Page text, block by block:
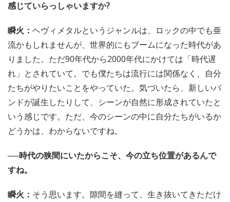
感じていらっしゃいますか?
瞬火： ヘヴィメタルというジャンルは、ロックの中でも亜
流かもしれませんが、世界的にもブームになった時代があ
りました。ただ90年代から2000年代にかけては「時代遅
れ」とされていて。でも僕たちは流行には関係なく、自分
たちがやりたいことをやっていた。気づいたら、新しいバ
ンドが誕生したりして、シーンが自然に形成されていたと
いう感じです。ただ、今のシーンの中に自分たちがいるか
どうかは、わからないですね。
──時代の狭間にいたからこそ、今の立ち位置があるんで
すね。
瞬火： そう思います。隙間を縫って、生き抜いてきただけ